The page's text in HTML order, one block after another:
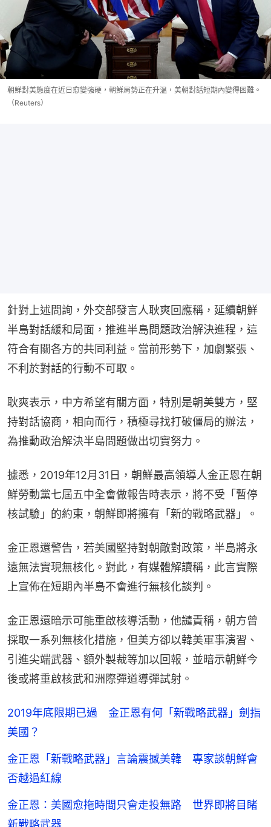
朝鮮對美態度在近日愈變強硬，朝鮮局勢正在升温，美朝對話短期內變得困難。
（Reuters）
針對上述問詢，外交部發言人耿爽回應稱，延續朝鮮
半島對話緩和局面，推進半島問題政治解決進程，這
符合有關各方的共同利益。當前形勢下，加劇緊張、
不利於對話的行動不可取。
耿爽表示，中方希望有關方面，特別是朝美雙方，堅
持對話協商，相向而行，積極尋找打破僵局的辦法，
為推動政治解決半島問題做出切實努力。
據悉，2019年12月31日，朝鮮最高領導人金正恩在朝
鮮勞動黨七屆五中全會做報告時表示，將不受「暫停
核試驗」的約束，朝鮮即將擁有「新的戰略武器」。
金正恩還警告，若美國堅持對朝敵對政策，半島將永
遠無法實現無核化。對此，有媒體解讀稱，此言實際
上宣佈在短期內半島不會進行無核化談判。
金正恩還暗示可能重啟核導活動，他譴責稱，朝方曾
採取一系列無核化措施，但美方卻以韓美軍事演習、
引進尖端武器、額外製裁等加以回報，並暗示朝鮮今
後或將重啟核武和洲際彈道導彈試射。
2019年底限期已過 金正恩有何「新戰略武器」劍指
美國？
金正恩「新戰略武器」言論震撼美韓 專家談朝鮮會
否越過紅線
金正恩：美國愈拖時間只會走投無路 世界即將目睹
新戰略武器